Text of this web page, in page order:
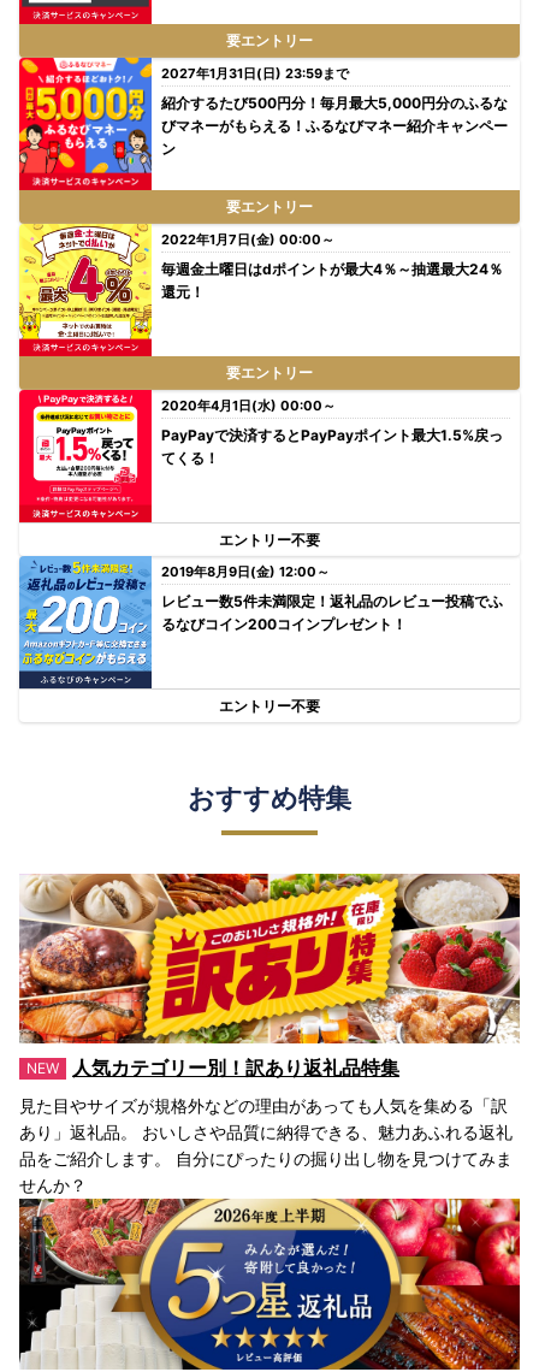
要エントリー
2027年1月31日(日) 23:59まで
紹介するたび500円分！毎月最大5,000円分のふるな
びマネーがもらえる！ふるなびマネー紹介キャンペー
ン
要エントリー
2022年1月7日(金) 00:00～
毎週金土曜日はdポイントが最大4％～抽選最大24％
還元！
要エントリー
2020年4月1日(水) 00:00～
PayPayで決済するとPayPayポイント最大1.5%戻っ
てくる！
エントリー不要
2019年8月9日(金) 12:00～
レビュー数5件未満限定！返礼品のレビュー投稿でふ
るなびコイン200コインプレゼント！
エントリー不要
おすすめ特集
人気カテゴリー別！訳あり返礼品特集
見た目やサイズが規格外などの理由があっても人気を集める「訳
あり」返礼品。 おいしさや品質に納得できる、魅力あふれる返礼
品をご紹介します。 自分にぴったりの掘り出し物を見つけてみま
せんか？